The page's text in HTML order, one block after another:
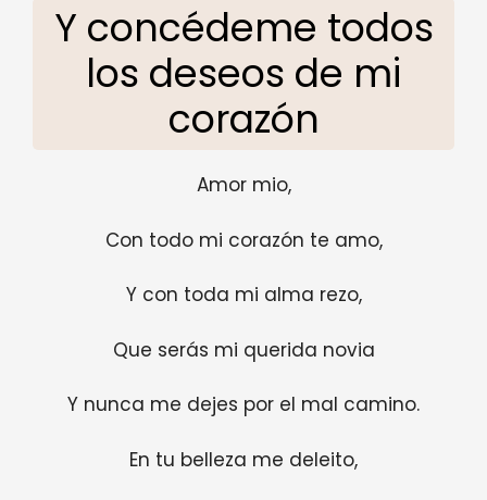
Y concédeme todos
los deseos de mi
corazón
Amor mio,
Con todo mi corazón te amo,
Y con toda mi alma rezo,
Que serás mi querida novia
Y nunca me dejes por el mal camino.
En tu belleza me deleito,